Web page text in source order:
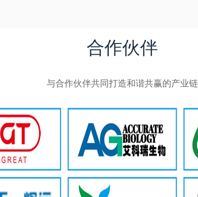
合作伙伴
与合作伙伴共同打造和谐共赢的产业链